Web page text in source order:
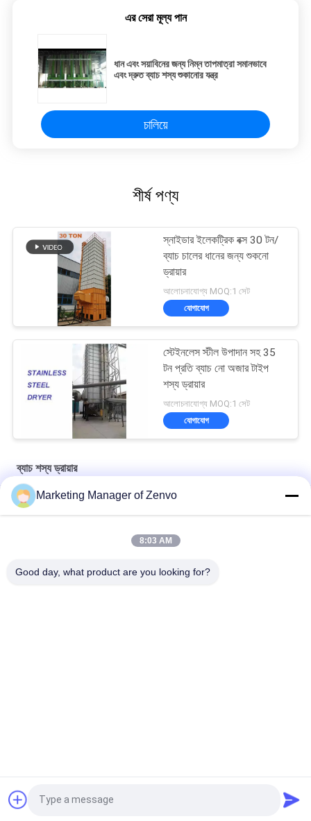
এর সেরা মূল্য পান
ধান এবং সয়াবিনের জন্য নিম্ন তাপমাত্রা সমানভাবে
এবং দ্রুত ব্যাচ শস্য শুকানোর যন্ত্র
চালিয়ে
শীর্ষ পণ্য
স্নাইডার ইলেকট্রিক বক্স 30 টন/
ব্যাচ চালের ধানের জন্য শুকনো
ড্রায়ার
আলোচনাযোগ্য MOQ:1 সেট
যোগাযোগ
স্টেইনলেস স্টীল উপাদান সহ 35
টন প্রতি ব্যাচ নো অজার টাইপ
শস্য ড্রায়ার
আলোচনাযোগ্য MOQ:1 সেট
যোগাযোগ
ব্যাচ শস্য ড্রায়ার
Grain Drying System with 90-Ton Daily Capacity
উচ্চ দক্ষতা এবং শক্তি সঞ্চয় সহ প্রতি ঘন্টায় 30 টন শস্য শুকানোর যন্ত্র
16.603kw
জৈববস্তুপুঞ্জ ফার্নেস
Marketing Manager of Zenvo
8:03 AM
Good day, what product are you looking for?